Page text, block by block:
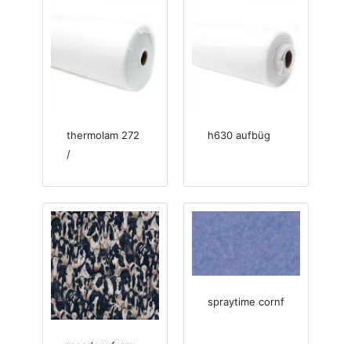
thermolam 272
/
h630 aufbüg
spraytime cornf